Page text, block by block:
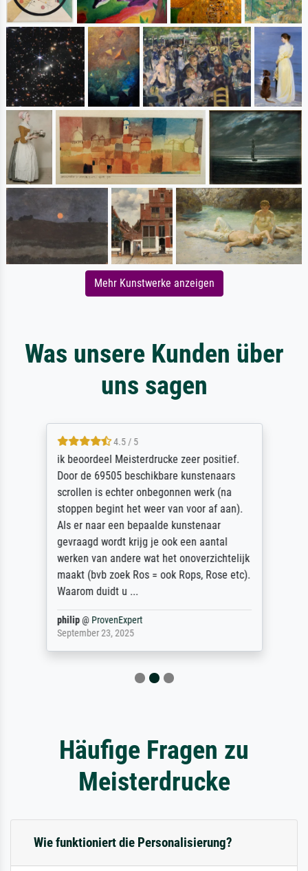
Mehr Kunstwerke anzeigen
Was unsere Kunden über
uns sagen
4.5 / 5
ik beoordeel Meisterdrucke zeer positief.
Door de 69505 beschikbare kunstenaars
scrollen is echter onbegonnen werk (na
stoppen begint het weer van voor af aan).
Als er naar een bepaalde kunstenaar
gevraagd wordt krijg je ook een aantal
werken van andere wat het onoverzichtelijk
maakt (bvb zoek Ros = ook Rops, Rose etc).
Waarom duidt u ...
philip@ ProvenExpert
September 23, 2025
Häufige Fragen zu
Meisterdrucke
Wie funktioniert die Personalisierung?